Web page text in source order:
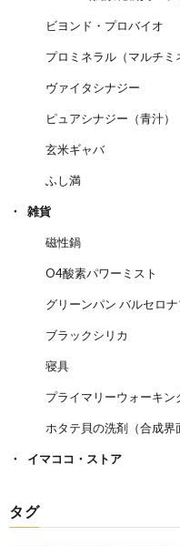
ビヨンド・プロバイオ
プロミネラル（マルチミ
ヴァイタシナジー
ピュアシナジー（青汁）
玄米ギャバ
ふし満
雑貨
磁性鍋
O4酸素パワーミスト
グリーンパン バルセロナ
ブラックシリカ
寝具
プライマリーウォーキン
ホタテ貝の洗剤（合成界
イマココ・ストア
タグ